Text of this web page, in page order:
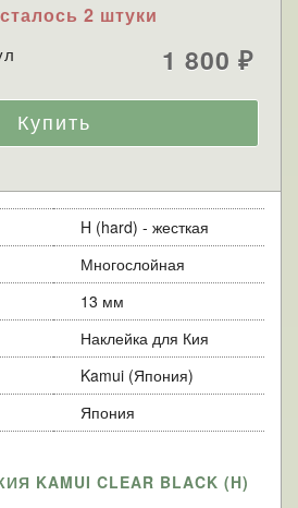
2 штуки
1 800 ₽
H (hard) - жесткая
Многослойная
13 мм
Наклейка для Кия
Kamui (Япония)
Япония
KAMUI CLEAR BLACK (H)